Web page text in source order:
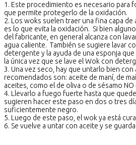
1. Este procedimiento es necesario para
que permite protegerlo de la oxidación.
2. Los woks suelen traer una fina capa de
es lo que evita la oxidación. Si bien
del fabricante, en general alcanza con
agua caliente. También se sugiere lavar
detergente y la ayuda de una esponja
la única vez que se lave el Wok con
3. Una vez seco, hay que untarlo bien
recomendados son: aceite de maní, de
aceites, como el de oliva o de sésamo
4. Llevarlo a fuego fuerte hasta que
sugieren hacer este paso en dos o tres
suficientemente negro.
5. Luego de este paso, el wok ya está
6. Se vuelve a untar con aceite y se